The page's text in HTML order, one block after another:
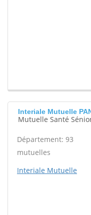
Interiale Mutuelle
Mutuelle Santé
Département: 93
mutuelles
Interiale Mutuelle